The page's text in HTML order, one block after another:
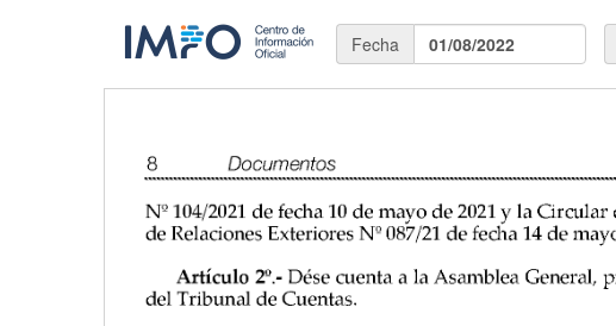
Fecha 01/08/2022